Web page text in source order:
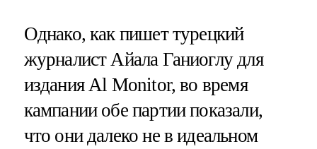
Однако, как пишет турецкий
журналист Айала Ганиоглу для
издания Al Monitor, во время
кампании обе партии показали,
что они далеко не в идеальном